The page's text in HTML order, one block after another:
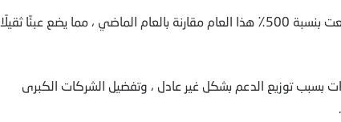
– يوضح التقرير أن فواتير الطاقة ارتفعت بنسبة 500٪ هذا العام مقارنة بالعام الماضي ، مما يضع عبئًا ثقيلًا
بسبب توزيع الدعم بشكل غير عادل ، وتفضيل الشركات الكبرى